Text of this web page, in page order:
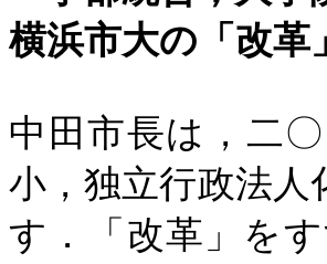
横浜市大の「改革
中田市長は，二
小，独立行政法
す．「改革」を